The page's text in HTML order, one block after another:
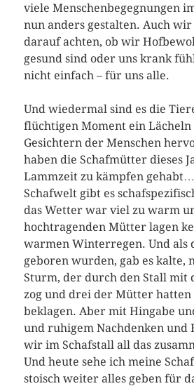
viele Menschenbegegnungen
nun anders gestalten. Auch
darauf achten, ob wir
gesund sind oder uns krank
nicht einfach – für uns alle.
Und wiedermal sind es die
flüchtigen Moment ein Lächeln
Gesichtern der Menschen
haben die Schafmütter dieses
Lammzeit zu kämpfen
Schafwelt gibt es
das Wetter war viel zu warm
hochtragenden Mütter lagen
warmen Winterregen. Und als
geboren wurden, gab es kalte,
Sturm, der durch den Stall mit
zog und drei der Mütter hatten
beklagen. Aber mit Hingabe
und ruhigem Nachdenken und
wir im Schafstall all das
Und heute sehe ich meine
stoisch weiter alles geben für